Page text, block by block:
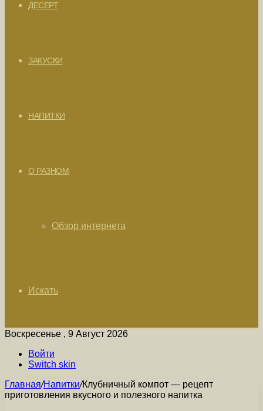
ДЕСЕРТ
ЗАКУСКИ
НАПИТКИ
О РАЗНОМ
Обзор интернета
Искать
Воскресенье , 9 Август 2026
Войти
Switch skin
Главная/Напитки/Клубничный компот — рецепт
приготовления вкусного и полезного напитка